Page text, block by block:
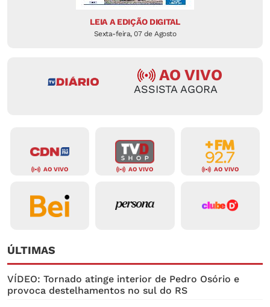
LEIA A EDIÇÃO DIGITAL
Sexta-feira, 07 de Agosto
AO VIVO
ASSISTA AGORA
AO VIVO AO VIVO AO VIVO
ÚLTIMAS
VÍDEO: Tornado atinge interior de Pedro Osório e
provoca destelhamentos no sul do RS